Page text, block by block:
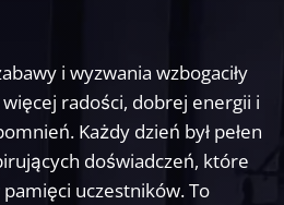
i wyzwania wzbogaciły
radości, dobrej energii i
Każdy dzień był pełen
doświadczeń, które
uczestników. To